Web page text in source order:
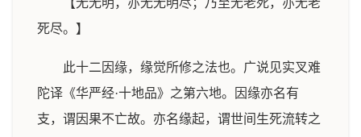
【无无明，亦无无明尽；乃至无老死，亦无老
死尽。】
此十二因缘，缘觉所修之法也。广说见实叉难
陀译《华严经·十地品》之第六地。因缘亦名有
支，谓因果不亡故。亦名缘起，谓世间生死流转之